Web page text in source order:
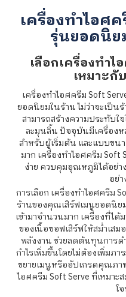
เครื่องทําไอศค
รุ่นยอดนิย
เลือกเครื่องทําไ
เหมาะ
เครื่องทําไอศครีม Soft
ยอดนิยมในร้าน ไม่ว่าจะเป็น
สามารถสร้างความประทับใ
ละมุนลิ้น ปัจจุบันมีเครื่องห
สำหรับผู้เริ่มต้น และแบบข
มาก เครื่องทําไอศครีม Soft
ง่าย ควบคุมอุณหภูมิได้อย่า
อย่
การเลือก เครื่องทําไอศครีม
ร้านของคุณเสิร์ฟเมนูยอดนิย
เข้ามาจำนวนมาก เครื่องที่ไ
ของเนื้อซอฟเสิร์ฟให้สม่ำเส
พลังงาน ช่วยลดต้นทุนการด
กำไรเพิ่มขึ้นโดยไม่ต้องเพิ่มภ
ขยายเมนูหรืออัปเกรดคุณภา
ไอศครีม Soft Serve ที่เหมา
โ